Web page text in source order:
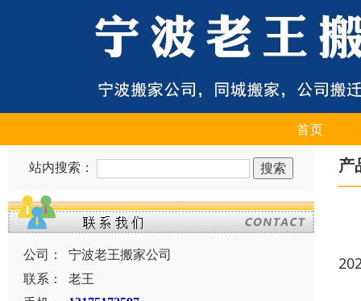
首页
站内搜索：
公司：
宁波老王搬家公司
联系：
老王
产